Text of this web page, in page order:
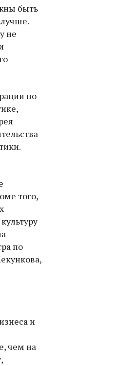
быть
не
по
того,
по
и
чем на
10 сентября 2025
Якушев сопровождает грузы
СВО с самого начала